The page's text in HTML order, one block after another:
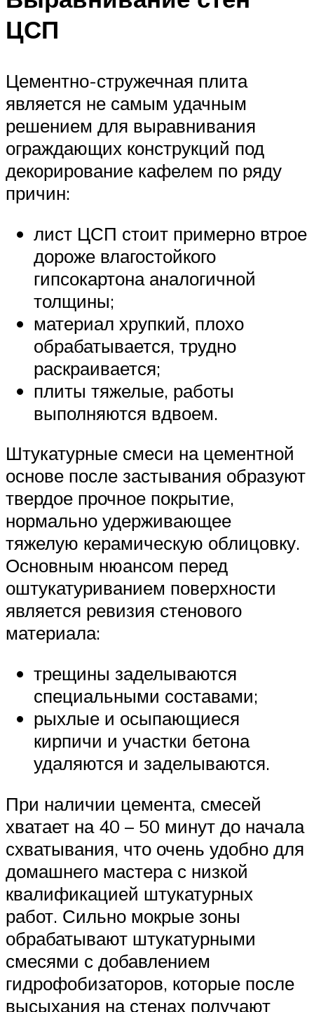
ЦСП
Цементно-стружечная плита
является не самым удачным
решением для выравнивания
ограждающих конструкций под
декорирование кафелем по ряду
причин:
лист ЦСП стоит примерно втрое
дороже влагостойкого
гипсокартона аналогичной
толщины;
материал хрупкий, плохо
обрабатывается, трудно
раскраивается;
плиты тяжелые, работы
выполняются вдвоем.
Штукатурные смеси на цементной
основе после застывания образуют
твердое прочное покрытие,
нормально удерживающее
тяжелую керамическую облицовку.
Основным нюансом перед
оштукатуриванием поверхности
является ревизия стенового
материала:
трещины заделываются
специальными составами;
рыхлые и осыпающиеся
кирпичи и участки бетона
удаляются и заделываются.
При наличии цемента, смесей
хватает на 40 – 50 минут до начала
схватывания, что очень удобно для
домашнего мастера с низкой
квалификацией штукатурных
работ. Сильно мокрые зоны
обрабатывают штукатурными
смесями с добавлением
гидрофобизаторов, которые после
высыхания на стенах получают